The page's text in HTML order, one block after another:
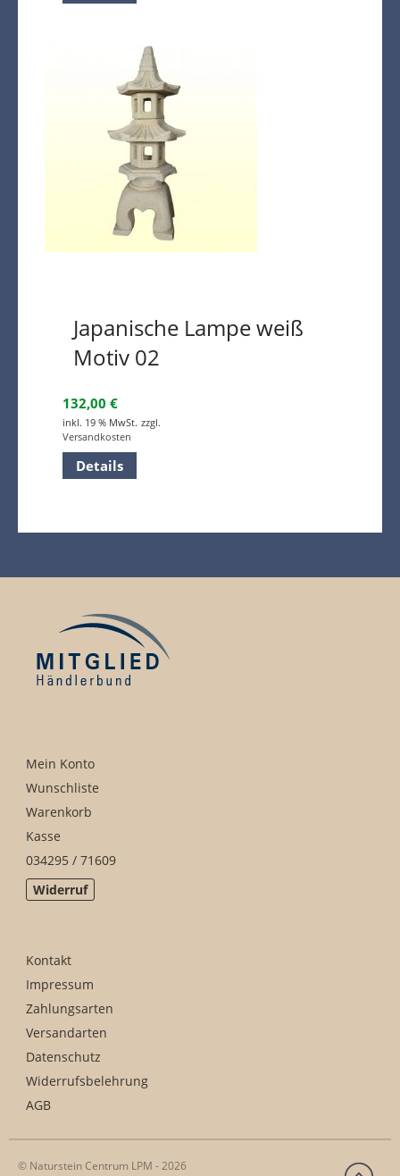
Japanische Lampe weiß
Motiv 02
132,00 €
inkl. 19 % MwSt. zzgl.
Versandkosten
Details
Mein Konto
Wunschliste
Warenkorb
Kasse
034295 / 71609
Widerruf
Kontakt
Impressum
Zahlungsarten
Versandarten
Datenschutz
Widerrufsbelehrung
AGB
© Naturstein Centrum LPM - 2026